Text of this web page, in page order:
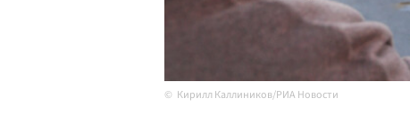
Кирилл Каллиников/РИА Новости